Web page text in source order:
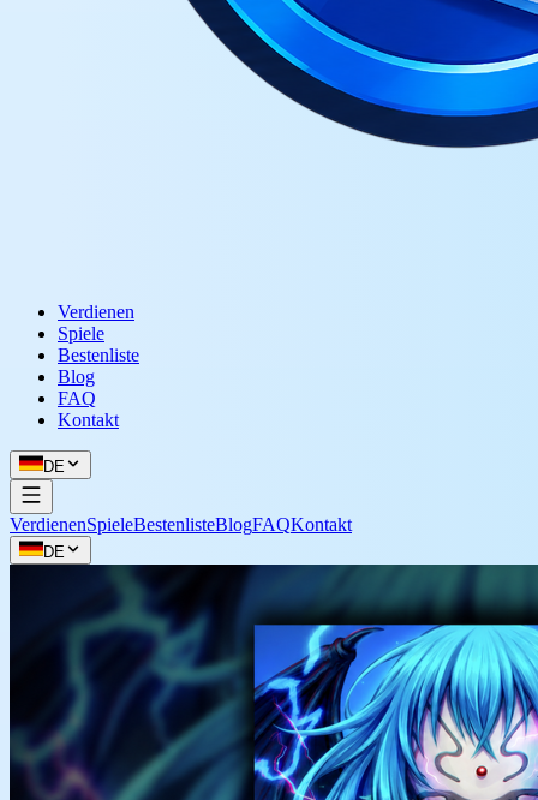
Verdienen
Spiele
Bestenliste
Blog
FAQ
Kontakt
DE
VerdienenSpieleBestenlisteBlogFAQKontakt
DE